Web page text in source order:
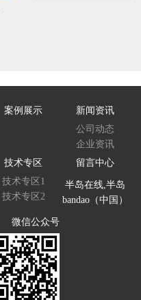
案例展示
新闻资讯
公司动态
企业资讯
技术专区
技术专区1
技术专区2
留言中心
半岛在线,半岛
bandao（中国）
微信公众号